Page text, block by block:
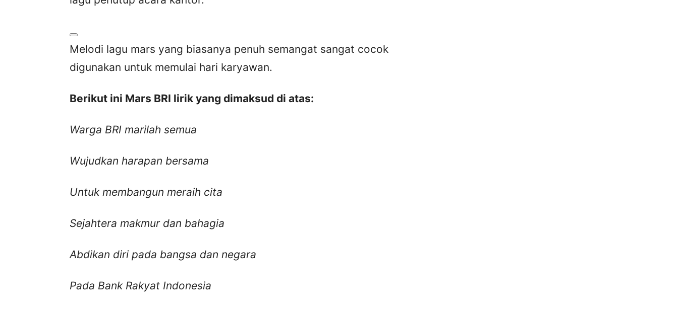
Melodi lagu mars yang biasanya penuh semangat sangat cocok
digunakan untuk memulai hari karyawan.
Berikut ini Mars BRI lirik yang dimaksud di atas:
Warga BRI marilah semua
Wujudkan harapan bersama
Untuk membangun meraih cita
Sejahtera makmur dan bahagia
Abdikan diri pada bangsa dan negara
Pada Bank Rakyat Indonesia